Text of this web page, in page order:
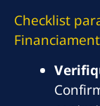
Checklist